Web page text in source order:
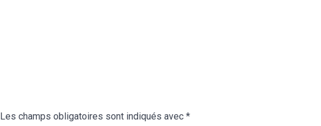
Les champs obligatoires sont indiqués avec *